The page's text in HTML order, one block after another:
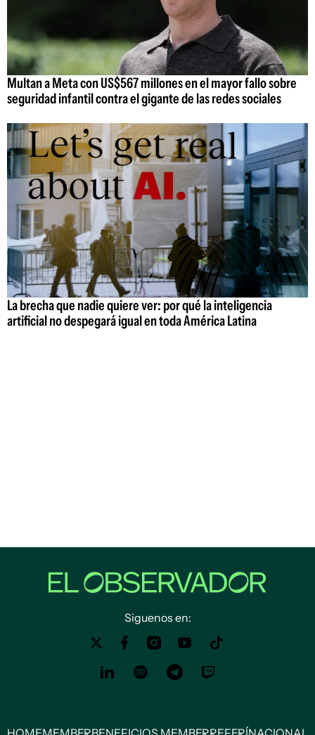
Multan a Meta con US$567 millones en el mayor fallo sobre
seguridad infantil contra el gigante de las redes sociales
La brecha que nadie quiere ver: por qué la inteligencia
artificial no despegará igual en toda América Latina
Siguenos en: